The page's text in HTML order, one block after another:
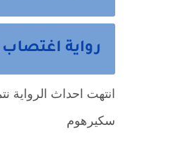
رواية اغتصاب
انتهت احداث الرواية
سكيرهوم